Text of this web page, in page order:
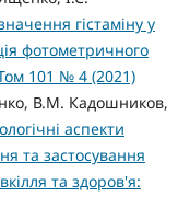
гістаміну у
фотометричного
101 № 4 (2021)
В.М. Кадошников,
аспекти
та застосування
та здоров'я: